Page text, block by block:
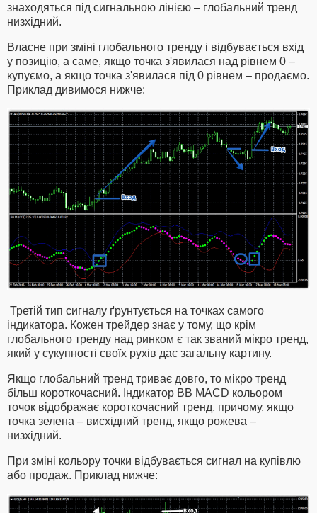
знаходяться під сигнальною лінією – глобальний тренд
низхідний.
Власне при зміні глобального тренду і відбувається вхід
у позицію, а саме, якщо точка з'явилася над рівнем 0 –
купуємо, а якщо точка з'явилася під 0 рівнем – продаємо.
Приклад дивимося нижче:
Третій тип сигналу ґрунтується на точках самого
індикатора. Кожен трейдер знає у тому, що крім
глобального тренду над ринком є ​​так званий мікро тренд,
який у сукупності своїх рухів дає загальну картину.
Якщо глобальний тренд триває довго, то мікро тренд
більш короткочасний. Індикатор BB MACD кольором
точок відображає короткочасний тренд, причому, якщо
точка зелена – висхідний тренд, якщо рожева –
низхідний.
При зміні кольору точки відбувається сигнал на купівлю
або продаж. Приклад нижче: